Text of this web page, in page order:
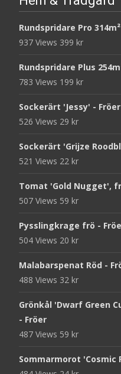
Rundspridare Pro
937 Views 399 kr
Rundspridare Plus
783 Views 199 kr
Sockerärt 'Jessy' - Fröer
526 Views 29 kr
Sockerärt 'Grijze
521 Views 22 kr
Tomat 'Gold Nugget',
507 Views 59 kr
Pysslingkrage frö -
504 Views 20 kr
Malabarspenat Röd -
488 Views 32 kr
Grönkål 'Dwarf Green
- Fröer
487 Views 59 kr
Sommarmorot 'Cosmic